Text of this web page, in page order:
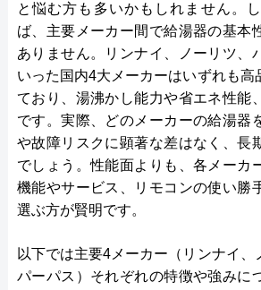
と悩む方も多いかもしれません。
ば、主要メーカー間で給湯器の基本
ありません。リンナイ、ノーリツ、
いった国内4大メーカーはいずれも高
ており、湯沸かし能力や省エネ性能
です。実際、どのメーカーの給湯器
や故障リスクに顕著な差はなく、長
でしょう。性能面よりも、各メーカ
機能やサービス、リモコンの使い勝
選ぶ方が賢明です。
以下では主要4メーカー（リンナイ、
パーパス）それぞれの特徴や強みに